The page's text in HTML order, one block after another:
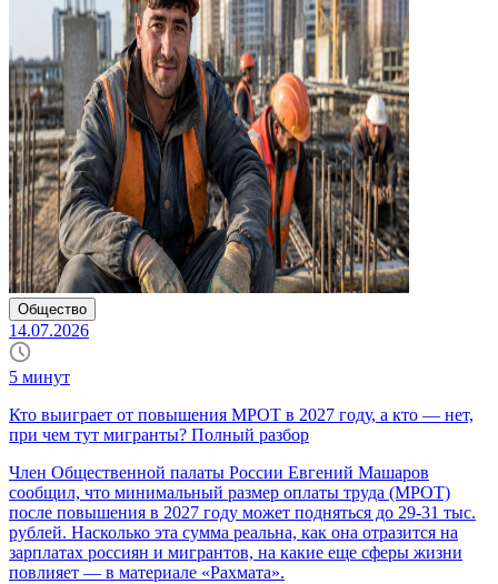
Общество
14.07.2026
5 минут
Кто выиграет от повышения МРОТ в 2027 году, а кто — нет,
при чем тут мигранты? Полный разбор
Член Общественной палаты России Евгений Машаров
сообщил, что минимальный размер оплаты труда (МРОТ)
после повышения в 2027 году может подняться до 29-31 тыс.
рублей. Насколько эта сумма реальна, как она отразится на
зарплатах россиян и мигрантов, на какие еще сферы жизни
повлияет — в материале «Рахмата».